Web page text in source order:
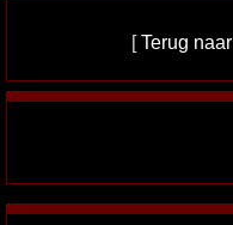
[Terug